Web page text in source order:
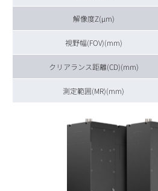
解像度Z(μm)
視野幅(FOV)(mm)
クリアランス距離(CD)(mm)
測定範囲(MR)(mm)